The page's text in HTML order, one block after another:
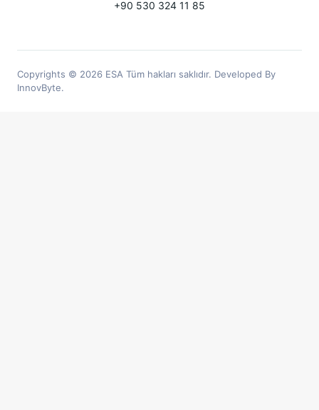
+90 530 324 11 85
Copyrights © 2026 ESA Tüm hakları saklıdır. Developed By
InnovByte.